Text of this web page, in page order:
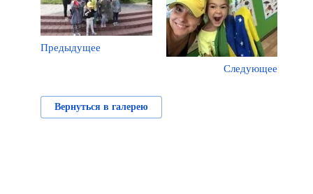
Предыдущее
Следующее
Вернуться в галерею